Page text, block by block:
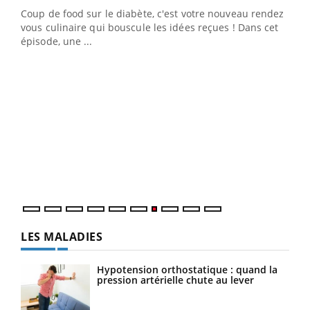
Coup de food sur le diabète, c'est votre nouveau rendez-
vous culinaire qui bouscule les idées reçues ! Dans cet
épisode, une ...
LES MALADIES
Hypotension orthostatique : quand la
pression artérielle chute au lever